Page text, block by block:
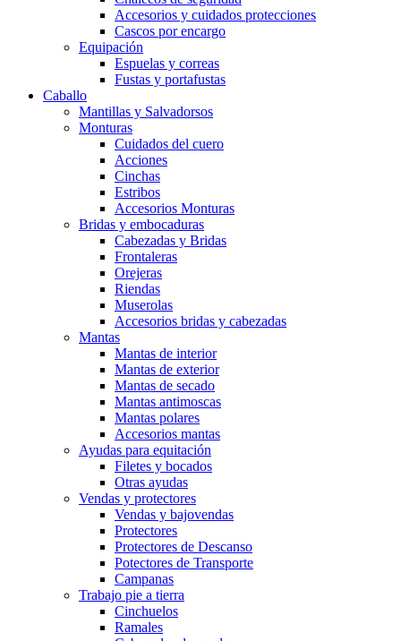
Accesorios y cuidados protecciones
Cascos por encargo
Equipación
Espuelas y correas
Fustas y portafustas
Caballo
Mantillas y Salvadorsos
Monturas
Cuidados del cuero
Acciones
Cinchas
Estribos
Accesorios Monturas
Bridas y embocaduras
Cabezadas y Bridas
Frontaleras
Orejeras
Riendas
Muserolas
Accesorios bridas y cabezadas
Mantas
Mantas de interior
Mantas de exterior
Mantas de secado
Mantas antimoscas
Mantas polares
Accesorios mantas
Ayudas para equitación
Filetes y bocados
Otras ayudas
Vendas y protectores
Vendas y bajovendas
Protectores
Protectores de Descanso
Potectores de Transporte
Campanas
Trabajo pie a tierra
Cinchuelos
Ramales